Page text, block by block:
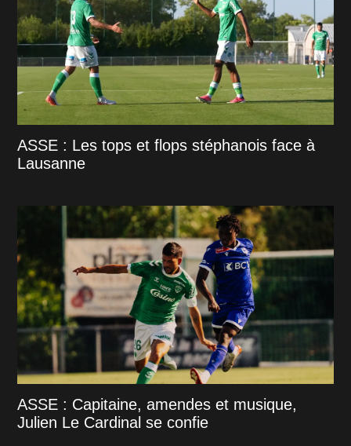
ASSE : Les tops et flops stéphanois face à
Lausanne
ASSE : Capitaine, amendes et musique,
Julien Le Cardinal se confie